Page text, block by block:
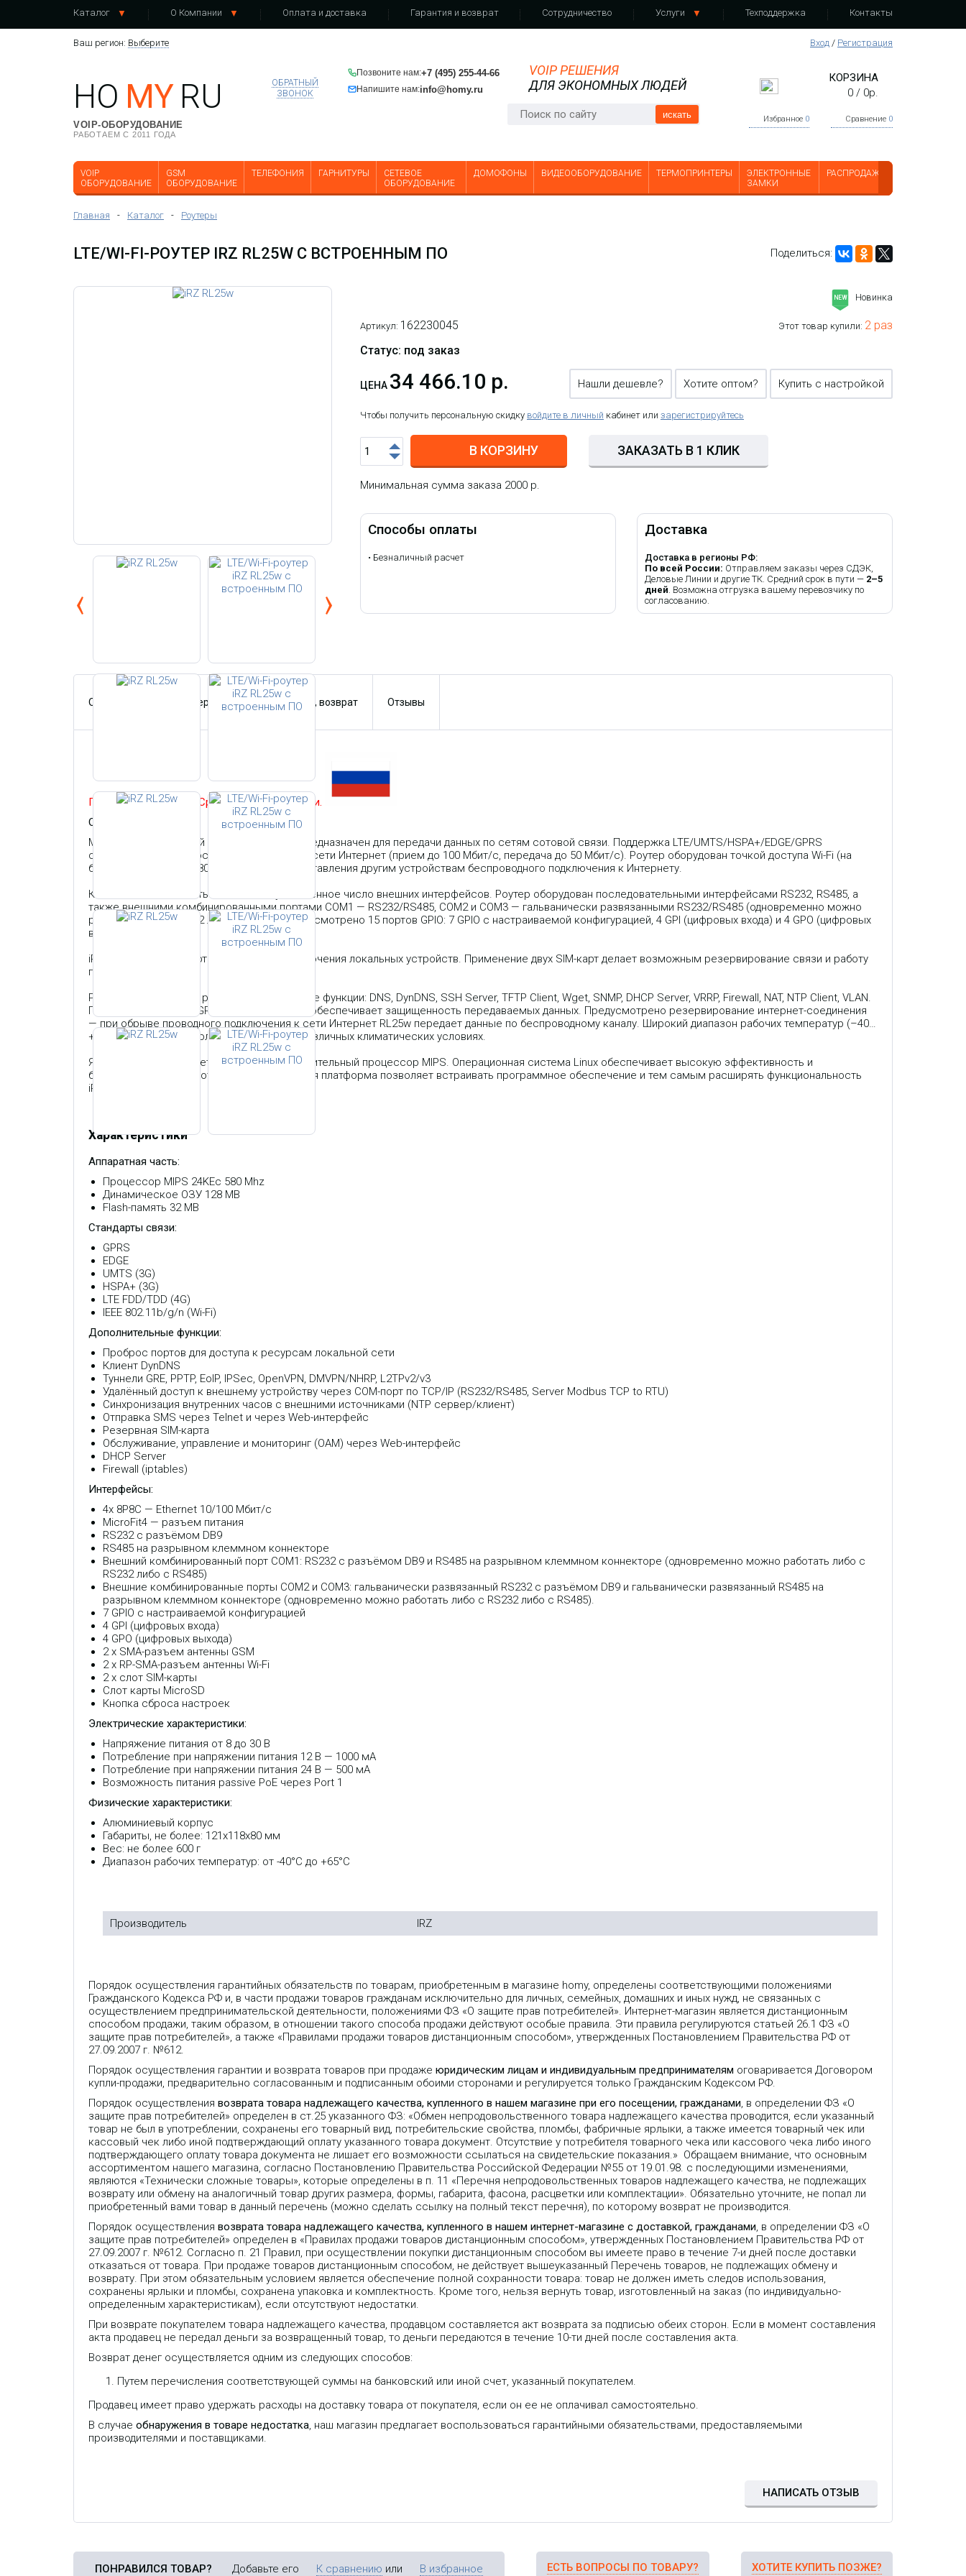
Каталог О Компании Оплата и доставка Гарантия и возврат Сотрудничество Услуги Техподдержка Контакты
Ваш регион: Выберите Вход / Регистрация
HO MY RU
VOIP-ОБОРУДОВАНИЕ
РАБОТАЕМ С 2011 ГОДА
Позвоните нам:+7 (495) 255-44-66
Напишите нам:info@homy.ru
ОБРАТНЫЙ
ЗВОНОК
VOIP РЕШЕНИЯ
ДЛЯ ЭКОНОМНЫХ ЛЮДЕЙ
искать
КОРЗИНА
0/ 0р.
Избранное 0 Сравнение 0
VOIP
ОБОРУДОВАНИЕ
GSM
ОБОРУДОВАНИЕ
ТЕЛЕФОНИЯ ГАРНИТУРЫ
СЕТЕВОЕ
ОБОРУДОВАНИЕ
ДОМОФОНЫ ВИДЕООБОРУДОВАНИЕ ТЕРМОПРИНТЕРЫ
ЭЛЕКТРОННЫЕ
ЗАМКИ
РАСПРОДАЖА
Главная - Каталог - Роутеры
LTE/WI-FI-РОУТЕР IRZ RL25W С ВСТРОЕННЫМ ПО Поделиться:
NEW Новинка
Артикул: 162230045
Статус: под заказ
Этот товар купили: 2 раз
ЦЕНА 34 466.10 р. Нашли дешевле? Хотите оптом? Купить с настройкой
Чтобы получить персональную скидку войдите в личный кабинет или зарегистрируйтесь
В КОРЗИНУ ЗАКАЗАТЬ В 1 КЛИК
Минимальная сумма заказа 2000 р.
Способы оплаты
• Безналичный расчет
Доставка
Доставка в регионы РФ:
По всей России: Отправляем заказы через СДЭК,
Деловые Линии и другие ТК. Средний срок в пути — 2–5
дней. Возможна отгрузка вашему перевозчику по
согласованию.
Описание Характеристики Гарантия, возврат Отзывы
Гарантия 36 месяцев! Срок поставки 2 недели.
ОПИСАНИЕ:
Многофункциональный роутер
предназначен для передачи данных по сетям сотовой связи. Поддержка LTE/UMTS/HSPA+/EDGE/GPRS
обеспечивает высокоскоростной доступ к сети Интернет (прием до 100 Мбит/с, передача до 50 Мбит/с). Роутер оборудован точкой доступа Wi-Fi (на
базе стандартов IEEE 802.11bgn) для предоставления другим устройствам беспроводного подключения к Интернету.
Ключевая особенность iRZ RL25w — увеличенное число внешних интерфейсов. Роутер оборудован последовательными интерфейсами RS232, RS485, а
также внешними комбинированными портами COM1 — RS232/RS485, COM2 и COM3 — гальванически развязанными RS232/RS485 (одновременно можно
работать либо с RS232 либо с RS485). Предусмотрено 15 портов GPIO: 7 GPIO с настраиваемой конфигурацией, 4 GPI (цифровых входа) и 4 GPO (цифровых
выхода).
iRZ RL25w имеет 4 порта Ethernet для подключения локальных устройств. Применение двух SIM-карт делает возможным резервирование связи и работу
по расписанию.
Роутер поддерживает расширенные сетевые функции: DNS, DynDNS, SSH Server, TFTP Client, Wget, SNMP, DHCP Server, VRRP, Firewall, NAT, NTP Client, VLAN.
Поддержка туннелей GRE, IPSec и OpenVPN обеспечивает защищенность передаваемых данных. Предусмотрено резервирование интернет-соединения
— при обрыве проводного подключения к сети Интернет RL25w передает данные по беспроводному каналу. Широкий диапазон рабочих температур (–40…
+65°C) позволяет использовать роутер в различных климатических условиях.
Ядром iRZ RL25w является высокопроизводительный процессор MIPS. Операционная система Linux обеспечивает высокую эффективность и
бесперебойность работы роутера. Открытая платформа позволяет встраивать программное обеспечение и тем самым расширять функциональность
iRZ RL25w.
Характеристики
Аппаратная часть:
Процессор MIPS 24KEc 580 Mhz
Динамическое ОЗУ 128 MB
Flash-память 32 MB
Стандарты связи:
GPRS
EDGE
UMTS (3G)
HSPA+ (3G)
LTE FDD/TDD (4G)
IEEE 802.11b/g/n (Wi-Fi)
Дополнительные функции:
Проброс портов для доступа к ресурсам локальной сети
Клиент DynDNS
Туннели GRE, PPTP, EoIP, IPSec, OpenVPN, DMVPN/NHRP, L2TPv2/v3
Удалённый доступ к внешнему устройству через СОМ-порт по TCP/IP (RS232/RS485, Server Modbus TCP to RTU)
Синхронизация внутренних часов с внешними источниками (NTP сервер/клиент)
Отправка SMS через Telnet и через Web-интерфейс
Резервная SIM-карта
Обслуживание, управление и мониторинг (OAM) через Web-интерфейс
DHСP Server
Firewall (iptables)
Интерфейсы:
4x 8P8C — Ethernet 10/100 Мбит/с
MicroFit4 — разъем питания
RS232 с разъёмом DB9
RS485 на разрывном клеммном коннекторе
Внешний комбинированный порт COM1: RS232 с разъёмом DB9 и RS485 на разрывном клеммном коннекторе (одновременно можно работать либо с
RS232 либо с RS485)
Внешние комбинированные порты COM2 и COM3: гальванически развязанный RS232 с разъёмом DB9 и гальванически развязанный RS485 на
разрывном клеммном коннекторе (одновременно можно работать либо с RS232 либо с RS485).
7 GPIO с настраиваемой конфигурацией
4 GPI (цифровых входа)
4 GPO (цифровых выхода)
2 x SMA-разъем антенны GSM
2 x RP-SMA-разъем антенны Wi-Fi
2 х слот SIM-карты
Слот карты MicroSD
Кнопка сброса настроек
Электрические характеристики:
Напряжение питания от 8 до 30 В
Потребление при напряжении питания 12 В — 1000 мА
Потребление при напряжении питания 24 В — 500 мА
Возможность питания passive PoE через Port 1
Физические характеристики:
Алюминиевый корпус
Габариты, не более: 121х118х80 мм
Вес: не более 600 г
Диапазон рабочих температур: от -40°С до +65°С
Производитель IRZ
Порядок осуществления гарантийных обязательств по товарам, приобретенным в магазине homy, определены соответствующими положениями
Гражданского Кодекса РФ и, в части продажи товаров гражданам исключительно для личных, семейных, домашних и иных нужд, не связанных с
осуществлением предпринимательской деятельности, положениями ФЗ «О защите прав потребителей». Интернет-магазин является дистанционным
способом продажи, таким образом, в отношении такого способа продажи действуют особые правила. Эти правила регулируются статьей 26.1 ФЗ «О
защите прав потребителей», а также «Правилами продажи товаров дистанционным способом», утвержденных Постановлением Правительства РФ от
27.09.2007 г. №612.
Порядок осуществления гарантии и возврата товаров при продаже юридическим лицам и индивидуальным предпринимателям оговаривается Договором
купли-продажи, предварительно согласованным и подписанным обоими сторонами и регулируется только Гражданским Кодексом РФ.
Порядок осуществления возврата товара надлежащего качества, купленного в нашем магазине при его посещении, гражданами , в определении ФЗ «О
защите прав потребителей» определен в ст.25 указанного ФЗ: «Обмен непродовольственного товара надлежащего качества проводится, если указанный
товар не был в употреблении, сохранены его товарный вид, потребительские свойства, пломбы, фабричные ярлыки, а также имеется товарный чек или
кассовый чек либо иной подтверждающий оплату указанного товара документ. Отсутствие у потребителя товарного чека или кассового чека либо иного
подтверждающего оплату товара документа не лишает его возможности ссылаться на свидетельские показания.» Обращаем внимание, что основным
ассортиментом нашего магазина, согласно Постановлению Правительства Российской Федерации №55 от 19.01.98. с последующими изменениями,
являются «Технически сложные товары», которые определены в п. 11 «Перечня непродовольственных товаров надлежащего качества, не подлежащих
возврату или обмену на аналогичный товар других размера, формы, габарита, фасона, расцветки или комплектации». Обязательно уточните, не попал ли
приобретенный вами товар в данный перечень (можно сделать ссылку на полный текст перечня), по которому возврат не производится.
Порядок осуществления возврата товара надлежащего качества, купленного в нашем интернет-магазине с доставкой, гражданами , в определении ФЗ «О
защите прав потребителей» определен в «Правилах продажи товаров дистанционным способом», утвержденных Постановлением Правительства РФ от
27.09.2007 г. №612. Согласно п. 21 Правил, при осуществлении покупки дистанционным способом вы имеете право в течение 7-и дней после доставки
отказаться от товара. При продаже товаров дистанционным способом, не действует вышеуказанный Перечень товаров, не подлежащих обмену и
возврату. При этом обязательным условием является обеспечение полной сохранности товара: товар не должен иметь следов использования,
сохранены ярлыки и пломбы, сохранена упаковка и комплектность. Кроме того, нельзя вернуть товар, изготовленный на заказ (по индивидуально-
определенным характеристикам), если отсутствуют недостатки.
При возврате покупателем товара надлежащего качества, продавцом составляется акт возврата за подписью обеих сторон. Если в момент составления
акта продавец не передал деньги за возвращенный товар, то деньги передаются в течение 10-ти дней после составления акта.
Возврат денег осуществляется одним из следующих способов:
Путем перечисления соответствующей суммы на банковский или иной счет, указанный покупателем.
Продавец имеет право удержать расходы на доставку товара от покупателя, если он ее не оплачивал самостоятельно.
В случае обнаружения в товаре недостатка , наш магазин предлагает воспользоваться гарантийными обязательствами, предоставляемыми
производителями и поставщиками.
НАПИСАТЬ ОТЗЫВ
ПОНРАВИЛСЯ ТОВАР? Добавьте его К сравнению или В избранное ЕСТЬ ВОПРОСЫ ПО ТОВАРУ? ХОТИТЕ КУПИТЬ ПОЗЖЕ?
Компактный LTE-роутер с Wi-Fi,
двумя SIM-картами, двумя
Ethernet-портами с поддержкой
PoE In/Out, LTE Cat.6.
Компактный LTE-роутер Cat.4 с
Оснащен 2 Ethernet-портами с PoE